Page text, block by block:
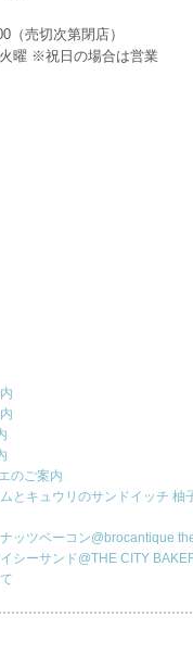
（売切次第閉店）
曜 ※祝日の場合は営業
のご案内
とキュウリのサンドイッチ 柚
ッツベーコン@brocantique
シーサンド@THE CITY